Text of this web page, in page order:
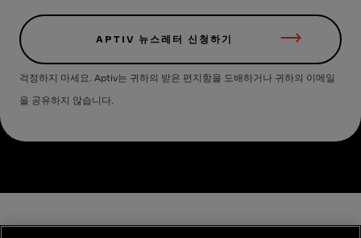
APTIV 뉴스레터 신청하기
걱정하지 마세요. Aptiv는 귀하의 받은 편지함을 도배하거나 귀하의 이메일
을 공유하지 않습니다.